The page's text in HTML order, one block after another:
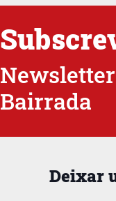
Deixar
Bairrada